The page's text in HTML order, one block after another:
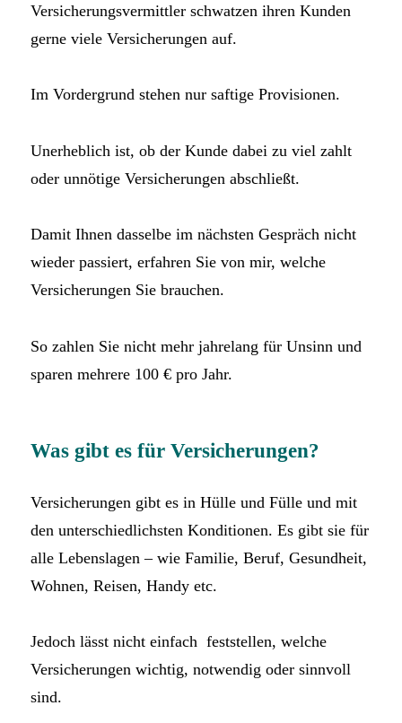
Versicherungsvermittler schwatzen ihren Kunden
gerne viele Versicherungen auf.
Im Vordergrund stehen nur saftige Provisionen.
Unerheblich ist, ob der Kunde dabei zu viel zahlt
oder unnötige Versicherungen abschließt.
Damit Ihnen dasselbe im nächsten Gespräch nicht
wieder passiert, erfahren Sie von mir, welche
Versicherungen Sie brauchen.
So zahlen Sie nicht mehr jahrelang für Unsinn und
sparen mehrere 100 € pro Jahr.
Was gibt es für Versicherungen?
Versicherungen gibt es in Hülle und Fülle und mit
den unterschiedlichsten Konditionen. Es gibt sie für
alle Lebenslagen – wie Familie, Beruf, Gesundheit,
Wohnen, Reisen, Handy etc.
Jedoch lässt nicht einfach feststellen, welche
Versicherungen wichtig, notwendig oder sinnvoll
sind.